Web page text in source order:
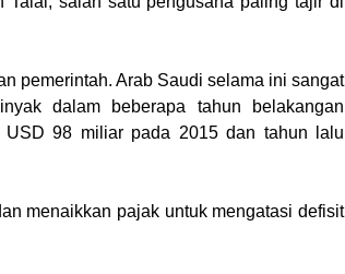
pemerintah. Arab Saudi selama ini sangat
dalam beberapa tahun belakangan
USD 98 miliar pada 2015 dan tahun lalu
menaikkan pajak untuk mengatasi defisit